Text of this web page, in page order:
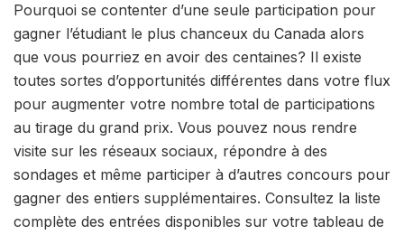
Pourquoi se contenter d’une seule participation pour
gagner l’étudiant le plus chanceux du Canada alors
que vous pourriez en avoir des centaines? Il existe
toutes sortes d’opportunités différentes dans votre flux
pour augmenter votre nombre total de participations
au tirage du grand prix. Vous pouvez nous rendre
visite sur les réseaux sociaux, répondre à des
sondages et même participer à d’autres concours pour
gagner des entiers supplémentaires. Consultez la liste
complète des entrées disponibles sur votre tableau de